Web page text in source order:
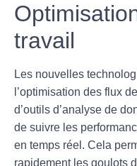
travail
Les nouvelles
l’optimisation des flux
d’outils d’analyse de
de suivre les
en temps réel. Cela
rapidement les goulots